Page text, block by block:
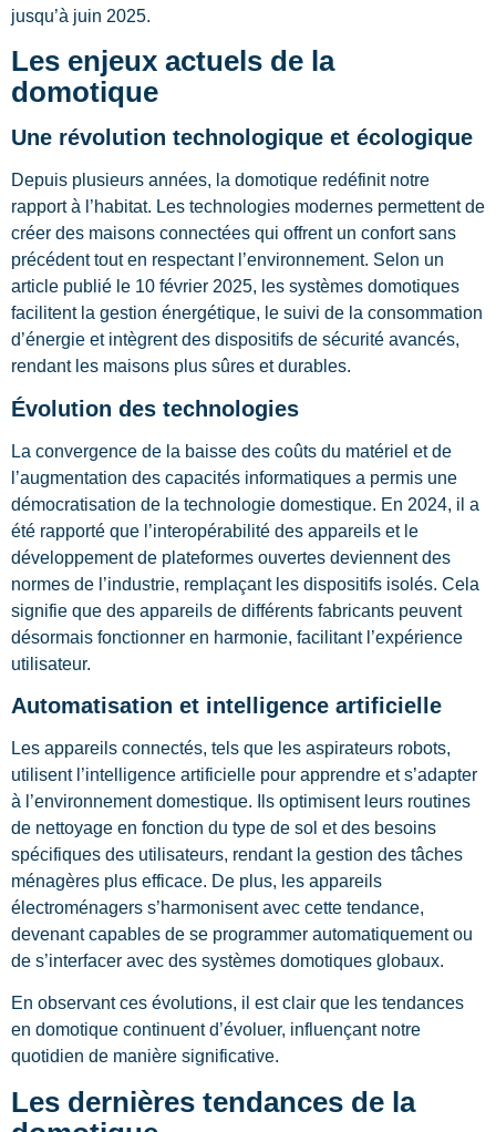
jusqu’à juin 2025.
Les enjeux actuels de la
domotique
Une révolution technologique et écologique
Depuis plusieurs années, la domotique redéfinit notre
rapport à l’habitat. Les technologies modernes permettent de
créer des maisons connectées qui offrent un confort sans
précédent tout en respectant l’environnement. Selon un
article publié le 10 février 2025, les systèmes domotiques
facilitent la gestion énergétique, le suivi de la consommation
d’énergie et intègrent des dispositifs de sécurité avancés,
rendant les maisons plus sûres et durables.
Évolution des technologies
La convergence de la baisse des coûts du matériel et de
l’augmentation des capacités informatiques a permis une
démocratisation de la technologie domestique. En 2024, il a
été rapporté que l’interopérabilité des appareils et le
développement de plateformes ouvertes deviennent des
normes de l’industrie, remplaçant les dispositifs isolés. Cela
signifie que des appareils de différents fabricants peuvent
désormais fonctionner en harmonie, facilitant l’expérience
utilisateur.
Automatisation et intelligence artificielle
Les appareils connectés, tels que les aspirateurs robots,
utilisent l’intelligence artificielle pour apprendre et s’adapter
à l’environnement domestique. Ils optimisent leurs routines
de nettoyage en fonction du type de sol et des besoins
spécifiques des utilisateurs, rendant la gestion des tâches
ménagères plus efficace. De plus, les appareils
électroménagers s’harmonisent avec cette tendance,
devenant capables de se programmer automatiquement ou
de s’interfacer avec des systèmes domotiques globaux.
En observant ces évolutions, il est clair que les tendances
en domotique continuent d’évoluer, influençant notre
quotidien de manière significative.
Les dernières tendances de la